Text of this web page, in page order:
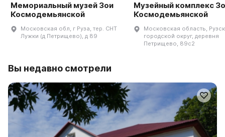
Мемориальный музей Зои
Космодемьянской
Московская обл, г Руза, тер. СНТ
Лужки (д Петрищево), д 89
Музейный комплекс
Космодемьянской
Московская область,
городской округ, деревня
Петрищево, 89с2
Вы недавно смотрели